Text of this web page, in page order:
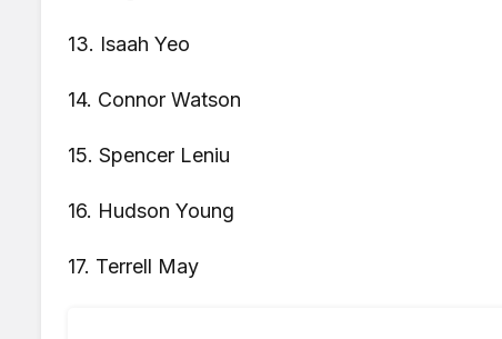
13. Isaah Yeo
14. Connor Watson
15. Spencer Leniu
16. Hudson Young
17. Terrell May